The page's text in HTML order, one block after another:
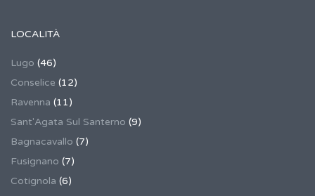
LOCALITÀ
Lugo (46)
Conselice (12)
Ravenna (11)
Sant'Agata Sul Santerno (9)
Bagnacavallo (7)
Fusignano (7)
Cotignola (6)